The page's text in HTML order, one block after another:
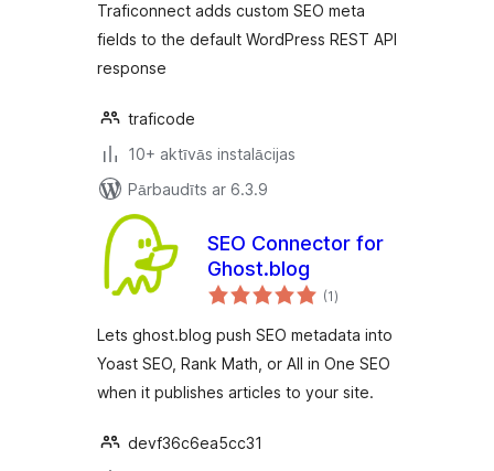
Traficonnect adds custom SEO meta
fields to the default WordPress REST API
response
traficode
10+ aktīvās instalācijas
Pārbaudīts ar 6.3.9
SEO Connector for
Ghost.blog
(1vērtējumu
kopsumma
)
Lets ghost.blog push SEO metadata into
Yoast SEO, Rank Math, or All in One SEO
when it publishes articles to your site.
devf36c6ea5cc31